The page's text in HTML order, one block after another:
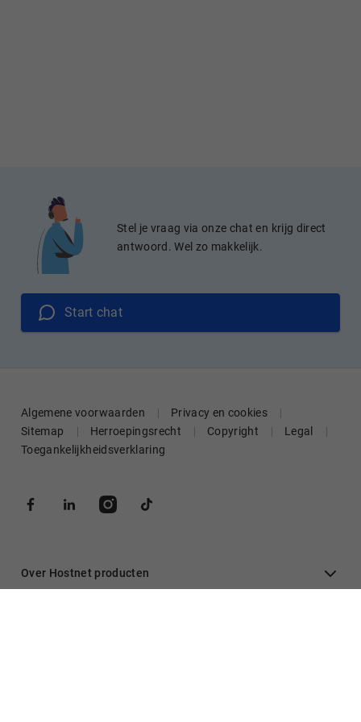
Stel je vraag via onze chat en krijg direct
antwoord. Wel zo makkelijk.
Start chat
Algemene voorwaarden
Privacy en cookies
Sitemap
Herroepingsrecht Copyright
Legal
Toegankelijkheidsverklaring
Over Hostnet producten